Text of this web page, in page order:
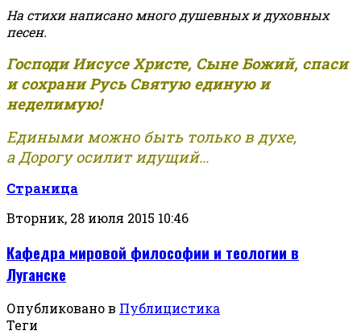
На стихи написано много душевных и духовных
песен.
Господи Иисусе Христе, Сыне Божий, спаси
и сохрани Русь Святую единую и
неделимую!
Едиными можно быть только в духе,
а Дорогу осилит идущий...
Страница
Вторник, 28 июля 2015 10:46
Кафедра мировой философии и теологии в
Луганске
Опубликовано в Публицистика
Теги